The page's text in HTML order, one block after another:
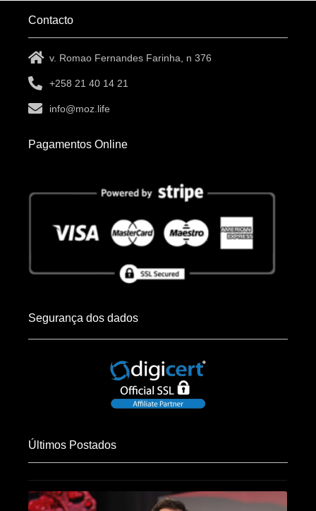
Contacto
v. Romao Fernandes Farinha, n 376
+258 21 40 14 21
info@moz.life
Pagamentos Online
Segurança dos dados
Últimos Postados